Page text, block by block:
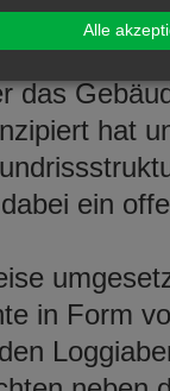
im
das
hat
ein
in Form
Alle